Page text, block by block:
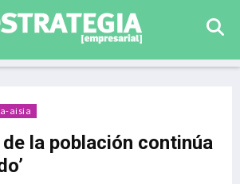
aisia
la población continúa